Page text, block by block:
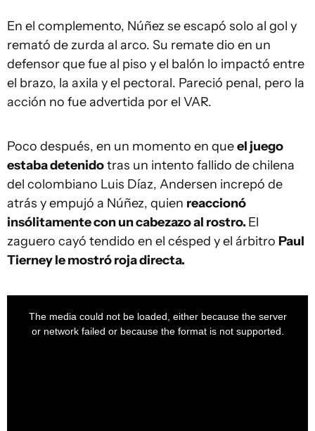
En el complemento, Núñez se escapó solo al gol y
remató de zurda al arco. Su remate dio en un
defensor que fue al piso y el balón lo impactó entre
el brazo, la axila y el pectoral. Pareció penal, pero la
acción no fue advertida por el VAR.
Poco después, en un momento en queel juego
estaba detenidotras un intento fallido de chilena
del colombiano Luis Díaz, Andersen increpó de
atrás y empujó a Núñez, quien reaccionó
insólitamente con un cabezazo al rostro. El
zaguero cayó tendido en el césped y el árbitro Paul
Tierney le mostró roja directa.
The media could not be loaded, either because the server
or network failed or because the format is not supported.